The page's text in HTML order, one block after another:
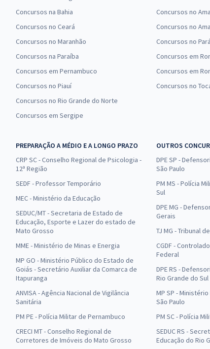
Concursos na Bahia
Concursos no Ceará
Concursos no Maranhão
Concursos na Paraíba
Concursos em Pernambuco
Concursos no Piauí
Concursos no Rio Grande do Norte
Concursos em Sergipe
Concursos no
Concursos no
Concursos no Pará
Concursos em
Concursos em
Concursos no
PREPARAÇÃO A MÉDIO E A LONGO PRAZO
CRP SC - Conselho Regional de Psicologia -
12ª Região
SEDF - Professor Temporário
MEC - Ministério da Educação
SEDUC/MT - Secretaria de Estado de
Educação, Esporte e Lazer do estado de
Mato Grosso
MME - Ministério de Minas e Energia
MP GO - Ministério Público do Estado de
Goiás - Secretário Auxiliar da Comarca de
Itapuranga
ANVISA - Agência Nacional de Vigilância
Sanitária
PM PE - Polícia Militar de Pernambuco
CRECI MT - Conselho Regional de
Corretores de Imóveis do Mato Grosso
OUTROS
DPE SP -
São Paulo
PM MS - Polícia
Sul
DPE MG -
Gerais
TJ MG - Tribunal
CGDF -
Federal
DPE RS -
Rio Grande do Sul
MP SP -
São Paulo
PM SC - Polícia
SEDUC RS -
Educação do Rio